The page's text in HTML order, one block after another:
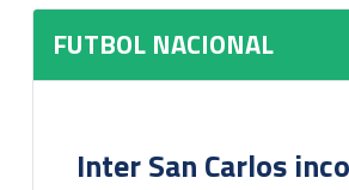
FUTBOL NACIONAL
Inter San Carlos